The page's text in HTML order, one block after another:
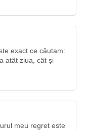
exact ce căutam:
atât ziua, cât și
meu regret este